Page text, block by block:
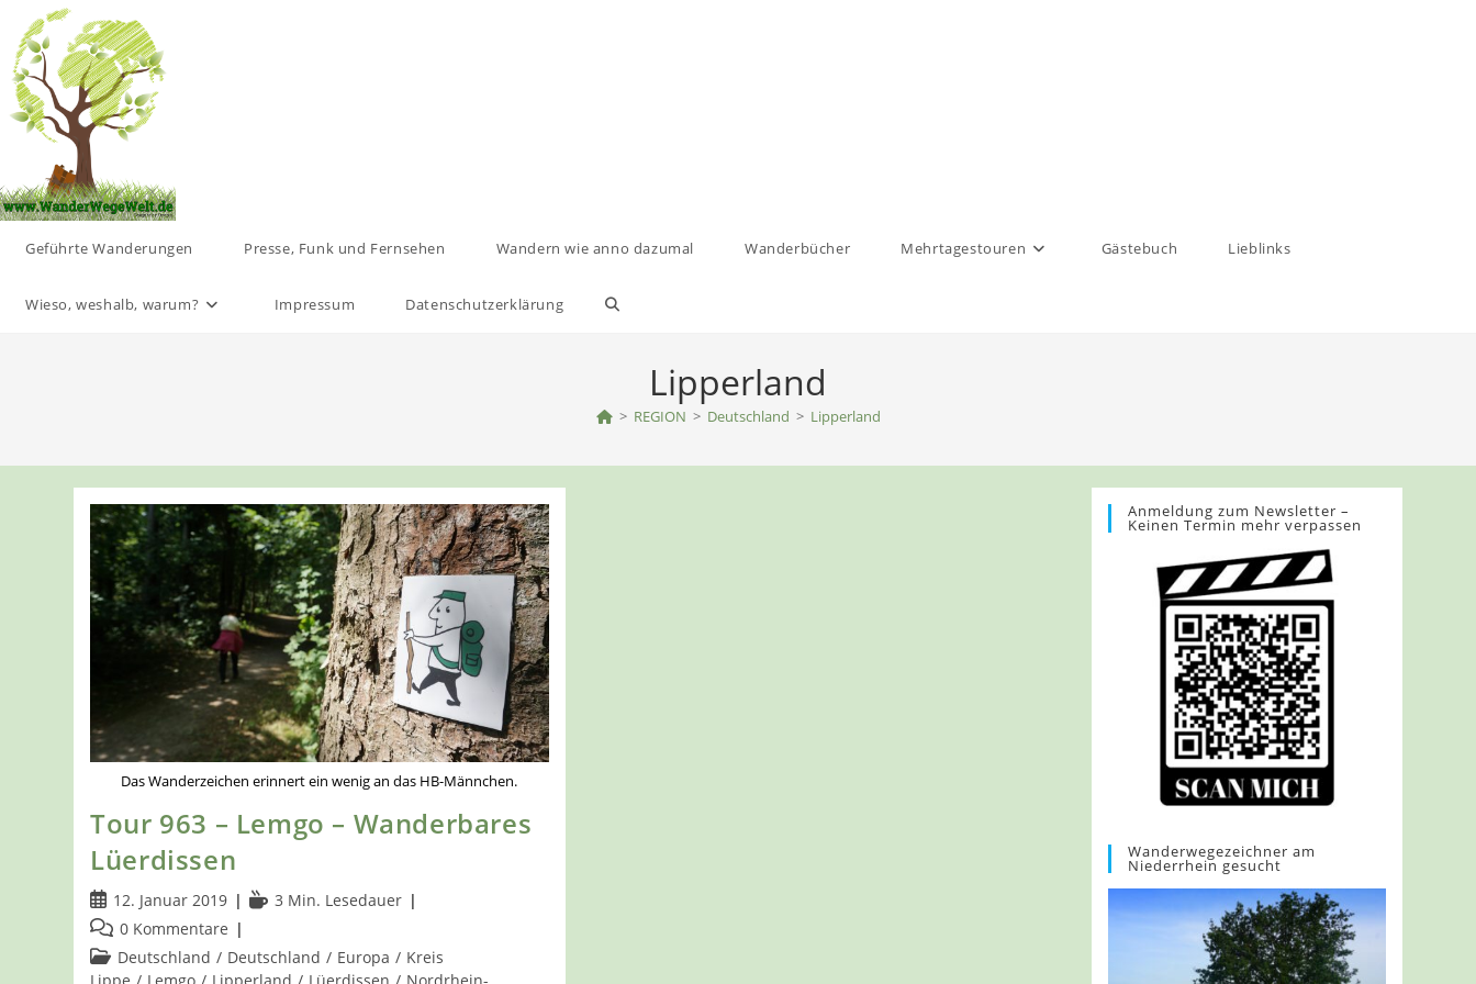
Inhalt
springen
Geführte Wanderungen Presse, Funk und Fernsehen Wandern wie anno dazumal Wanderbücher Mehrtagestouren Gästebuch Lieblinks
Wieso, weshalb, warum? Impressum Datenschutzerklärung Website-
umschalten
Lipperland
> REGION > Deutschland > Lipperland
Das Wanderzeichen erinnert ein wenig an das HB-Männchen.
Tour 963 – Lemgo – Wanderbares
Lüerdissen
Beitrag
veröffentlicht:
12. Januar 2019 Lesedauer:
3 Min. Lesedauer
Beitrags-
Kommentare:
0 Kommentare
Beitrags-
Kategorie:
Deutschland / Deutschland / Europa / Kreis
Anmeldung zum Newsletter –
Keinen Termin mehr verpassen
Wanderwegezeichner am
Niederrhein gesucht